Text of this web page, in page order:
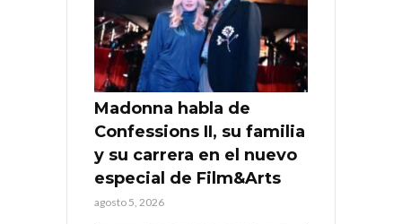
Madonna habla de
Confessions II, su familia
y su carrera en el nuevo
especial de Film&Arts
agosto 5, 2026